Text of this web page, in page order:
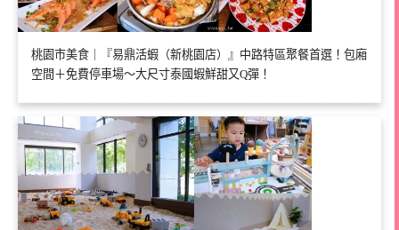
桃園市美食｜『易鼎活蝦（新桃園店）』中路特區聚餐首選！包廂
空間＋免費停車場～大尺寸泰國蝦鮮甜又Q彈！